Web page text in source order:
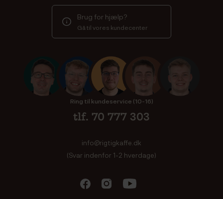
Brug for hjælp?
Gå til vores kundecenter
Ring til kundeservice (10-16)
tlf. 70 777 303
info@rigtigkaffe.dk
(Svar indenfor 1-2 hverdage)